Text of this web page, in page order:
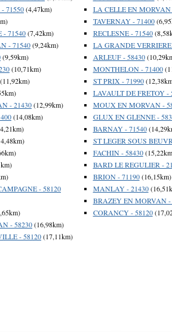
71550(4,47km)
- 71540(7,42km)
- 71540(9,24km)
(9,59km)
(10,71km)
(11,92km)
- 21430(12,99km)
(14,08km)
- 58120
- 58230(16,98km)
- 58120(17,11km)
LA CELLE EN MORVAN
TAVERNAY - 71400
RECLESNE - 71540
LA GRANDE VERRIERE
ARLEUF - 58430
MONTHELON - 71400
ST PRIX - 71990
LAVAULT DE FRETOY -
MOUX EN MORVAN -
GLUX EN GLENNE -
BARNAY - 71540
ST LEGER SOUS
FACHIN - 58430
BARD LE REGULIER -
BRION - 71190(16,15km)
MANLAY - 21430
BRAZEY EN MORVAN -
CORANCY - 58120